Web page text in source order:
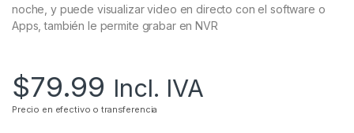
noche, y puede visualizar video en directo con el software o
Apps, también le permite grabar en NVR
$79.99 Incl. IVA
Precio en efectivo o transferencia